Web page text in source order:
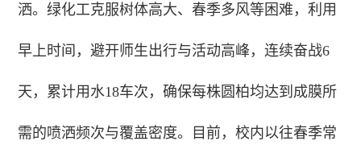
洒。绿化工克服树体高大、春季多风等困难，利用
早上时间，避开师生出行与活动高峰，连续奋战6
天，累计用水18车次，确保每株圆柏均达到成膜所
需的喷洒频次与覆盖密度。目前，校内以往春季常